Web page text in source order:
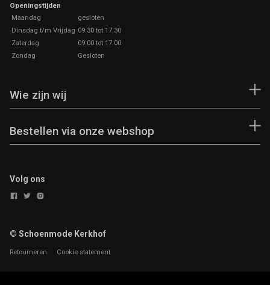
Vakken-Buitenzijde
Muntgeldvak
Aantal-Briefgeld-Vakken-Binnenzijde
N.V.T
N.V.T
Aantal-Sleutelhangers
Openingstijden
Maandag
gesloten
Dinsdag t/m Vrijdag 09:30 tot 17.30
Zaterdag
09:00 tot 17:00
Zondag
Gesloten
Wie zijn wij
Bestellen via onze webshop
Volg ons
© Schoenmode Kerkhof
Retourneren Cookie statement